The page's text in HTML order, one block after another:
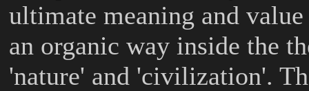
ultimate meaning and
an organic way inside the
'nature' and 'civilization'.